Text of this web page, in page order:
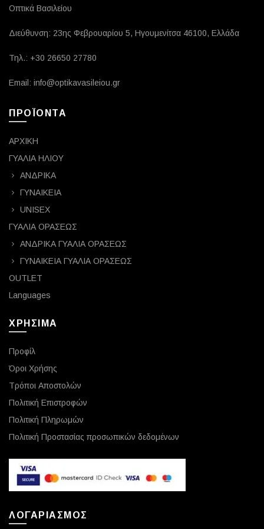
Οπτικά Βασιλείου
Διεύθυνση: 23ης Φεβρουαρίου 5, Ηγουμενίτσα 46100, Ελλάδα
Τηλ.: +30 26650 27780
Email: info@optikavasileiou.gr
ΠΡΟΪΟΝΤΑ
ΑΡΧΙΚΗ
ΓΥΑΛΙΑ ΗΛΙΟΥ
ΑΝΔΡΙΚΑ
ΓΥΝΑΙΚΕΙΑ
UNISEX
ΓΥΑΛΙΑ ΟΡΑΣΕΩΣ
ΑΝΔΡΙΚΑ ΓΥΑΛΙΑ ΟΡΑΣΕΩΣ
ΓΥΝΑΙΚΕΙΑ ΓΥΑΛΙΑ ΟΡΑΣΕΩΣ
OUTLET
Languages
ΧΡΗΣΙΜΑ
Προφίλ
Όροι Χρήσης
Τρόποι Αποστολών
Πολιτική Επιστροφών
Πολιτική Πληρωμών
Πολιτική Προστασίας προσωπικών δεδομένων
ΛΟΓΑΡΙΑΣΜΟΣ